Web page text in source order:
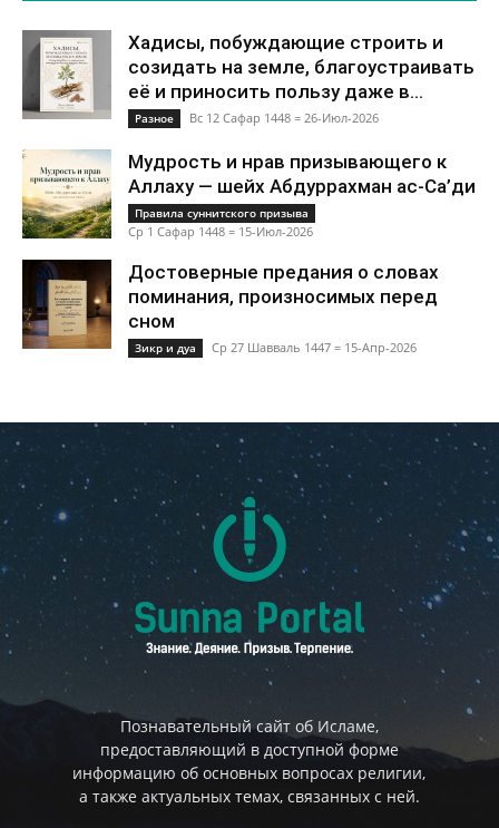
Хадисы, побуждающие строить и
созидать на земле, благоустраивать
её и приносить пользу даже в...
Разное Вс 12 Сафар 1448 = 26-Июл-2026
Мудрость и нрав призывающего к
Аллаху — шейх Абдуррахман ас-Са’ди
Правила суннитского призыва
Ср 1 Сафар 1448 = 15-Июл-2026
Достоверные предания о словах
поминания, произносимых перед
сном
Зикр и дуа Ср 27 Шавваль 1447 = 15-Апр-2026
Познавательный сайт об Исламе,
предоставляющий в доступной форме
информацию об основных вопросах религии,
а также актуальных темах, связанных с ней.